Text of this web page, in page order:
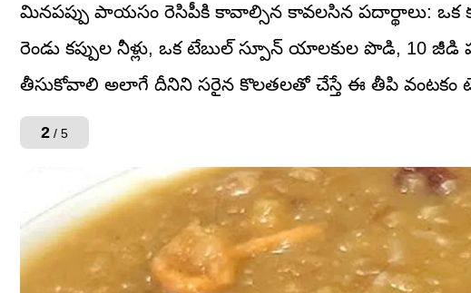
మినపప్పు పాయసం రెసిపీకి కావాల్సిన కావలసిన పదార్థాలు: ఒక
రెండు కప్పుల నీళ్లు, ఒక టేబుల్ స్పూన్ యాలకుల పొడి, 10 జీడి
తీసుకోవాలి అలాగే దీనిని సరైన కొలతలతో చేస్తే ఈ తీపి వంటకం
2 / 5